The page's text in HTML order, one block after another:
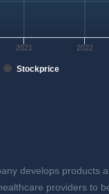
Stockprice
2021 2022
develops products
providers to